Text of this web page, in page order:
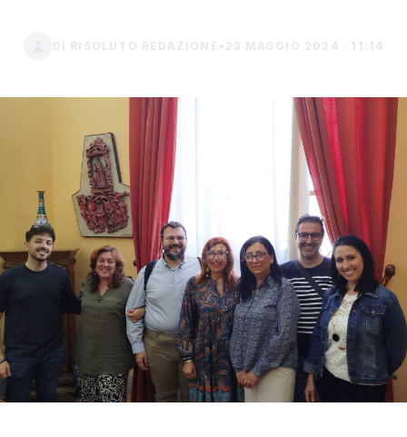
DI RISOLUTO REDAZIONE • 23 MAGGIO 2024 · 11:14